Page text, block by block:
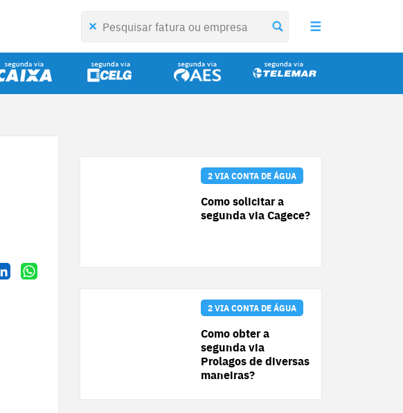
2 VIA CONTA DE ÁGUA
Como solicitar a
segunda via Cagece?
2 VIA CONTA DE ÁGUA
Como obter a
segunda via
Prolagos de diversas
maneiras?